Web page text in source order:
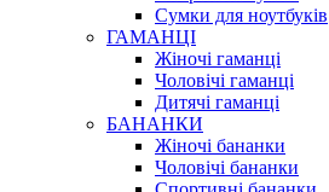
Сумки для ноутбуків
ГАМАНЦІ
Жіночі гаманці
Чоловічі гаманці
Дитячі гаманці
БАНАНКИ
Жіночі бананки
Чоловічі бананки